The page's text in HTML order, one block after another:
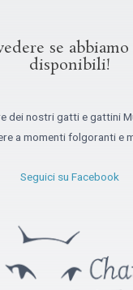
se
disponibili!
dei nostri gatti e gattini
a momenti folgoranti e
Seguici su Facebook